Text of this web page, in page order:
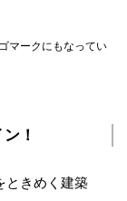
マークにもなってい
！
ときめく建築